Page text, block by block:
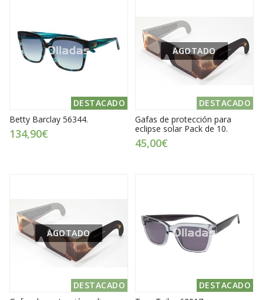
DESTACADO
Betty Barclay 56344.
134,90€
DESTACADO
AGOTADO
Gafas de protección para
eclipse solar Pack de 10.
45,00€
DESTACADO
AGOTADO
DESTACADO